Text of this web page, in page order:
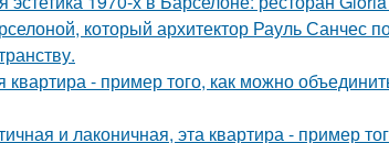
который архитектор Рауль Санчес
квартира - пример того, как можно
и лаконичная, эта квартира - пример